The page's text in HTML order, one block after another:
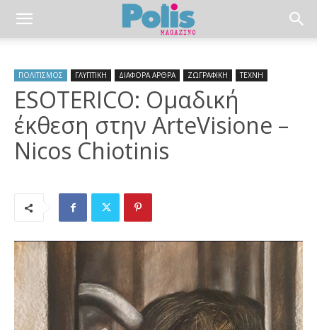
ΠΟΛΙΤΙΣΜΟΣ ΓΛΥΠΤΙΚΗ ΔΙΑΦΟΡΑ ΑΡΘΡΑ ΖΩΓΡΑΦΙΚΗ ΤΕΧΝΗ
ESOTERICO: Ομαδική
έκθεση στην ArteVisione –
Nicos Chiotinis